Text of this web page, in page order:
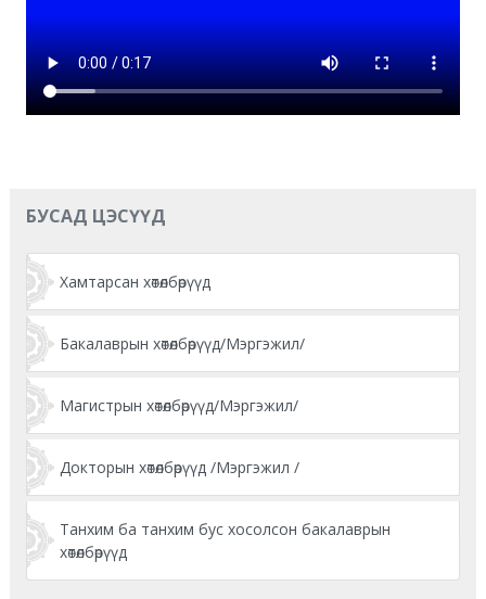
БУСАД ЦЭСҮҮД
Хамтарсан хөтөлбөрүүд
Бакалаврын хөтөлбөрүүд/Мэргэжил/
Магистрын хөтөлбөрүүд/Мэргэжил/
Докторын хөтөлбөрүүд /Мэргэжил /
Танхим ба танхим бус хосолсон бакалаврын
хөтөлбөрүүд